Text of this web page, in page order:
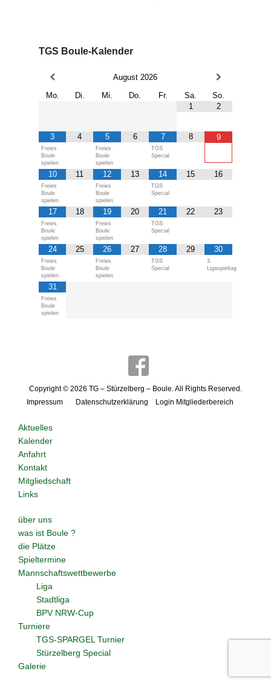
TGS Boule-Kalender
August 2026
Mo.
Di. Mi. Do. Fr. Sa.
So.
1
2
3
Freies
Boule
spielen
4 5
Freies
Boule
spielen
6 7
TGS
Special
8 9
10
Freies
Boule
spielen
11 12
Freies
Boule
spielen
13 14
TGS
Special
15 16
17
Freies
Boule
spielen
18 19
Freies
Boule
spielen
20 21
TGS
Special
22 23
24
Freies
Boule
spielen
25 26
Freies
Boule
spielen
27 28
TGS
Special
29 30
3.
Ligaspieltag
31
Freies
Boule
spielen
Copyright © 2026 TG – Stürzelberg – Boule. All Rights Reserved.
Impressum
Datenschutzerklärung Login Mitgliederbereich
Aktuelles
Kalender
Anfahrt
Kontakt
Mitgliedschaft
Links
über uns
was ist Boule ?
die Plätze
Spieltermine
Mannschaftswettbewerbe
Liga
Stadtliga
BPV NRW-Cup
Turniere
TGS-SPARGEL Turnier
Stürzelberg Special
Galerie